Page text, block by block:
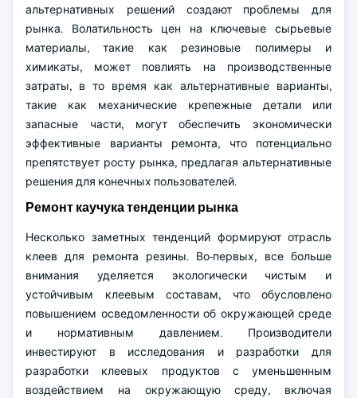
альтернативных решений создают проблемы для
рынка. Волатильность цен на ключевые сырьевые
материалы, такие как резиновые полимеры и
химикаты, может повлиять на производственные
затраты, в то время как альтернативные варианты,
такие как механические крепежные детали или
запасные части, могут обеспечить экономически
эффективные варианты ремонта, что потенциально
препятствует росту рынка, предлагая альтернативные
решения для конечных пользователей.
Ремонт каучука тенденции рынка
Несколько заметных тенденций формируют отрасль
клеев для ремонта резины. Во-первых, все больше
внимания уделяется экологически чистым и
устойчивым клеевым составам, что обусловлено
повышением осведомленности об окружающей среде
и нормативным давлением. Производители
инвестируют в исследования и разработки для
разработки клеевых продуктов с уменьшенным
воздействием на окружающую среду, включая